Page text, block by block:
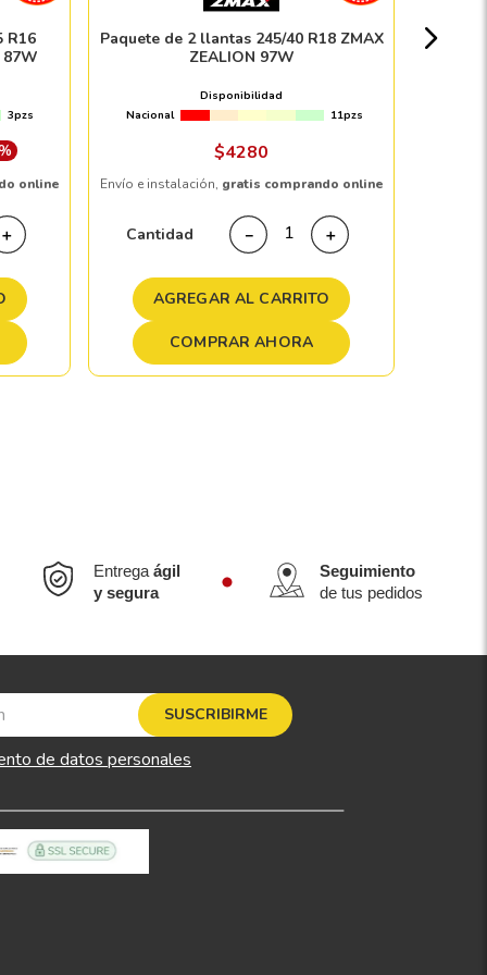
R16
87W
3pzs
online
＋
Paquete de 2 llantas 245/40 R18 ZMAX
ZEALION 97W
Disponibilidad
Nacional
11pzs
$4280
Envío e instalación, gratis comprando online
Cantidad ＋
－
AGREGAR AL CARRITO
COMPRAR AHORA
Entregaágil
y segura
Seguimiento
de tus pedidos
SUSCRIBIRME
de datos personales